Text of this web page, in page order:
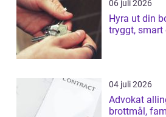
06 juli 2026
Hyra ut din bostad så
tryggt,
04 juli 2026
Advokat allingsås
brottmål,